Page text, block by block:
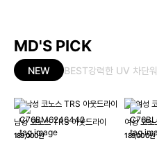
MD'S PICK
NEW BEST강력한 UV 차단
남성 코노스 TRS 아웃드라이
189,000원
여성 코
189,000원